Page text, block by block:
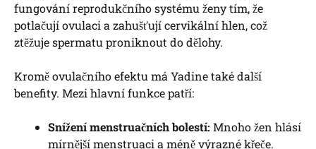
fungování reprodukčního systému ženy tím, že
potlačují ovulaci a zahušťují cervikální hlen, což
ztěžuje spermatu proniknout do dělohy.
Kromě ovulačního efektu má Yadine také další
benefity. Mezi hlavní funkce patří:
Snížení menstruačních bolestí: Mnoho žen hlásí
mírnější menstruaci a méně výrazné křeče.